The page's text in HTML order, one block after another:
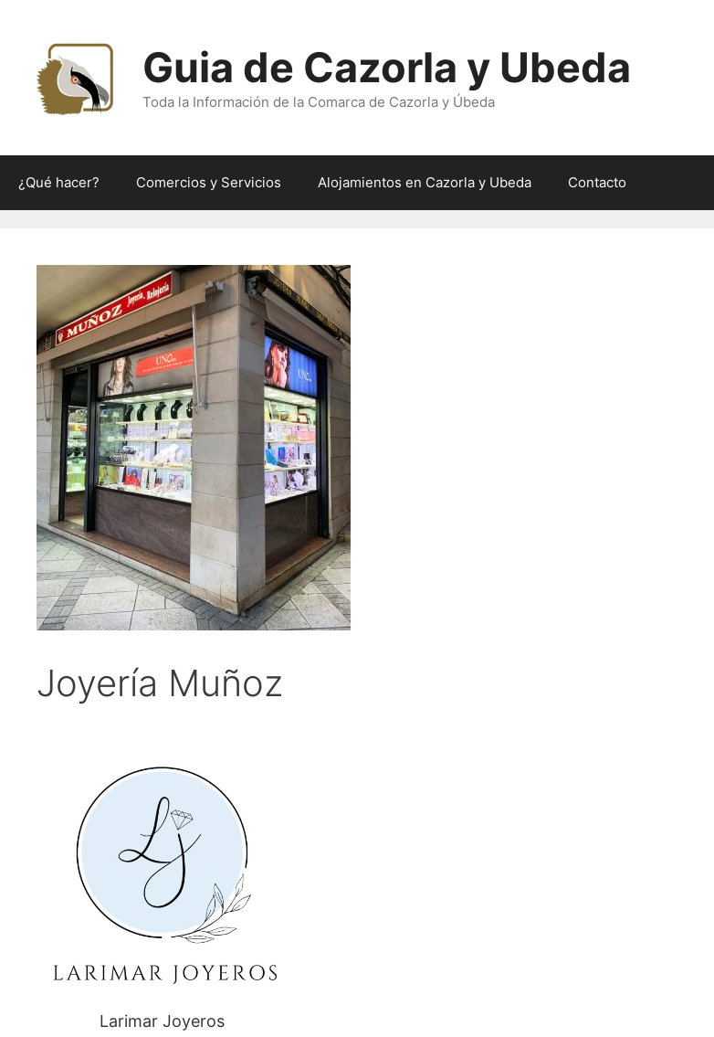
contenido
Guia de Cazorla y Ubeda
Toda la Información de la Comarca de Cazorla y Úbeda
¿Qué hacer? Comercios y Servicios Alojamientos en Cazorla y Ubeda Contacto
Joyería Muñoz
Larimar Joyeros